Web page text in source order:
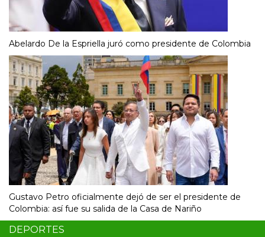
Abelardo De la Espriella juró como presidente de Colombia
Gustavo Petro oficialmente dejó de ser el presidente de
Colombia: así fue su salida de la Casa de Nariño
DEPORTES